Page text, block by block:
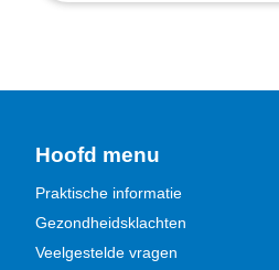
Hoofd menu
Praktische informatie
Gezondheidsklachten
Veelgestelde vragen